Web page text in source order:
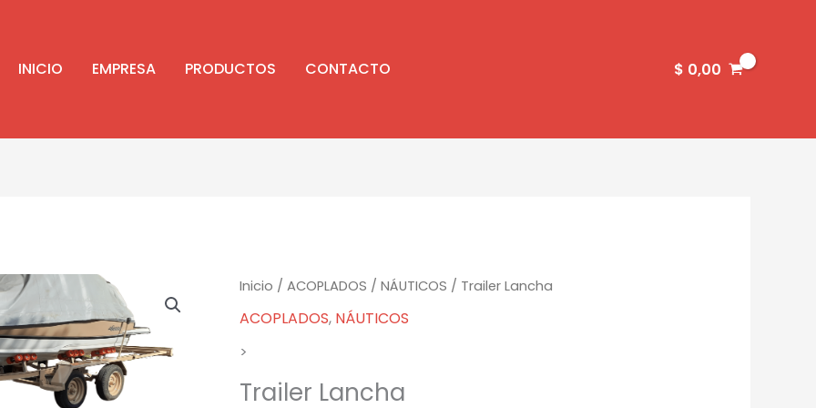
INICIO EMPRESA PRODUCTOS CONTACTO $ 0,00
Inicio /ACOPLADOS /NÁUTICOS / Trailer Lancha
ACOPLADOS, NÁUTICOS
>
Trailer Lancha